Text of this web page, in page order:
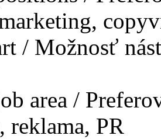
/ Možnosť
area /
reklama, PR